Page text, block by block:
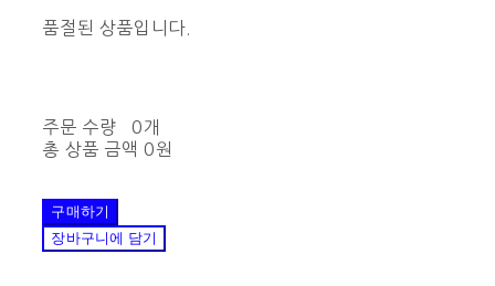
품절된 상품입니다.
주문 수량
0개
총 상품 금액 0원
구매하기
장바구니에 담기